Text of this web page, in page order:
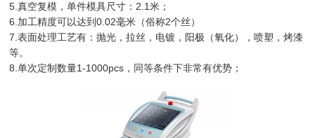
5.真空复模，单件模具尺寸：2.1米；
6.加工精度可以达到0.02毫米（俗称2个丝）
7.表面处理工艺有：抛光，拉丝，电镀，阳极（氧化），喷塑，烤漆
等。
8.单次定制数量1-1000pcs，同等条件下非常有优势；